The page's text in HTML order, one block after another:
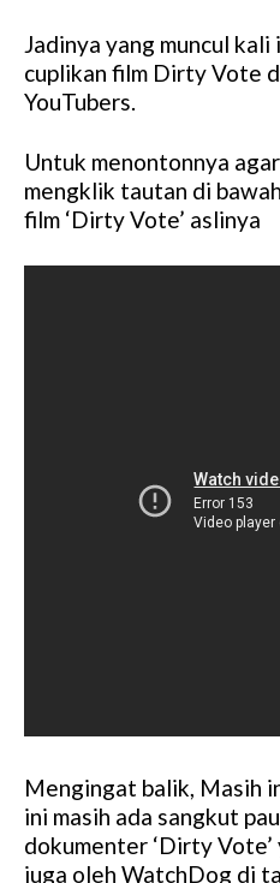
Jadinya yang muncul
cuplikan film Dirty Vote
YouTubers.
Untuk menontonnya
mengklik tautan di
film ‘Dirty Vote’ aslinya
Mengingat balik, Masih
ini masih ada sangkut
dokumenter ‘Dirty
juga oleh WatchDog di